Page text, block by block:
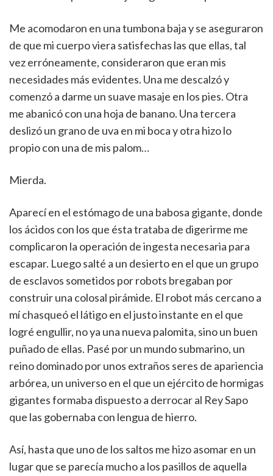
Me acomodaron en una tumbona baja y se aseguraron
de que mi cuerpo viera satisfechas las que ellas, tal
vez erróneamente, consideraron que eran mis
necesidades más evidentes. Una me descalzó y
comenzó a darme un suave masaje en los pies. Otra
me abanicó con una hoja de banano. Una tercera
deslizó un grano de uva en mi boca y otra hizo lo
propio con una de mis palom…
Mierda.
Aparecí en el estómago de una babosa gigante, donde
los ácidos con los que ésta trataba de digerirme me
complicaron la operación de ingesta necesaria para
escapar. Luego salté a un desierto en el que un grupo
de esclavos sometidos por robots bregaban por
construir una colosal pirámide. El robot más cercano a
mí chasqueó el látigo en el justo instante en el que
logré engullir, no ya una nueva palomita, sino un buen
puñado de ellas. Pasé por un mundo submarino, un
reino dominado por unos extraños seres de apariencia
arbórea, un universo en el que un ejército de hormigas
gigantes formaba dispuesto a derrocar al Rey Sapo
que las gobernaba con lengua de hierro.
Así, hasta que uno de los saltos me hizo asomar en un
lugar que se parecía mucho a los pasillos de aquella